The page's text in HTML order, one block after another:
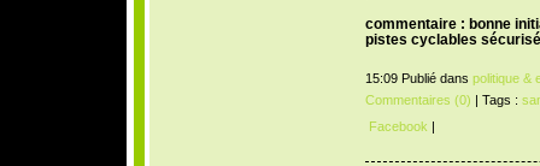
commentaire : bonne
pistes cyclables
15:09 Publié dans politique &
Commentaires (0) | Tags :
Facebook |